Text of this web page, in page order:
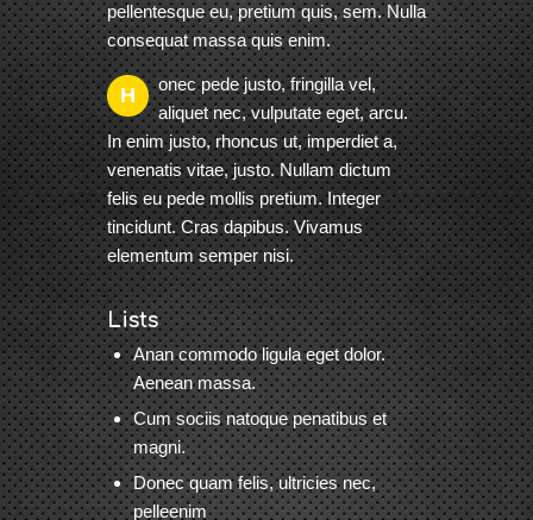
pellentesque eu, pretium quis, sem. Nulla
consequat massa quis enim.
H
onec pede justo, fringilla vel,
aliquet nec, vulputate eget, arcu.
In enim justo, rhoncus ut, imperdiet a,
venenatis vitae, justo. Nullam dictum
felis eu pede mollis pretium. Integer
tincidunt. Cras dapibus. Vivamus
elementum semper nisi.
Lists
Anan commodo ligula eget dolor.
Aenean massa.
Cum sociis natoque penatibus et
magni.
Donec quam felis, ultricies nec,
pelleenim